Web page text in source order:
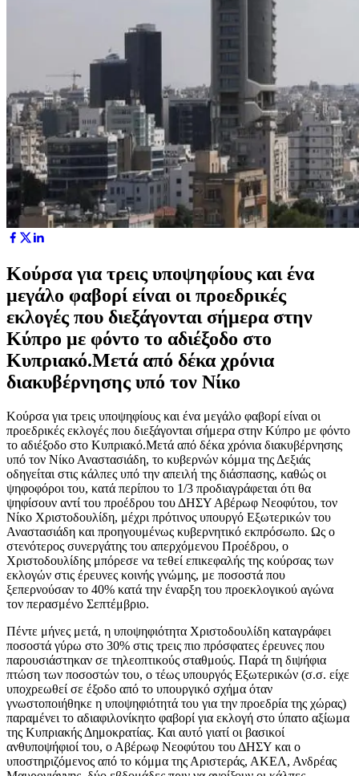
Κούρσα για τρεις υποψηφίους και ένα
μεγάλο φαβορί είναι οι προεδρικές
εκλογές που διεξάγονται σήμερα στην
Κύπρο με φόντο το αδιέξοδο στο
Κυπριακό.Μετά από δέκα χρόνια
διακυβέρνησης υπό τον Νίκο
Κούρσα για τρεις υποψηφίους και ένα μεγάλο φαβορί είναι οι
προεδρικές εκλογές που διεξάγονται σήμερα στην Κύπρο με φόντο
το αδιέξοδο στο Κυπριακό.Μετά από δέκα χρόνια διακυβέρνησης
υπό τον Νίκο Αναστασιάδη, το κυβερνών κόμμα της Δεξιάς
οδηγείται στις κάλπες υπό την απειλή της διάσπασης, καθώς οι
ψηφοφόροι του, κατά περίπου το 1/3 προδιαγράφεται ότι θα
ψηφίσουν αντί του προέδρου του ΔΗΣΥ Αβέρωφ Νεοφύτου, τον
Νίκο Χριστοδουλίδη, μέχρι πρότινος υπουργό Εξωτερικών του
Αναστασιάδη και προηγουμένως κυβερνητικό εκπρόσωπο. Ως ο
στενότερος συνεργάτης του απερχόμενου Προέδρου, ο
Χριστοδουλίδης μπόρεσε να τεθεί επικεφαλής της κούρσας των
εκλογών στις έρευνες κοινής γνώμης, με ποσοστά που
ξεπερνούσαν το 40% κατά την έναρξη του προεκλογικού αγώνα
τον περασμένο Σεπτέμβριο.
Πέντε μήνες μετά, η υποψηφιότητα Χριστοδουλίδη καταγράφει
ποσοστά γύρω στο 30% στις τρεις πιο πρόσφατες έρευνες που
παρουσιάστηκαν σε τηλεοπτικούς σταθμούς. Παρά τη διψήφια
πτώση των ποσοστών του, ο τέως υπουργός Εξωτερικών (σ.σ. είχε
υποχρεωθεί σε έξοδο από το υπουργικό σχήμα όταν
γνωστοποιήθηκε η υποψηφιότητά του για την προεδρία της χώρας)
παραμένει το αδιαφιλονίκητο φαβορί για εκλογή στο ύπατο αξίωμα
της Κυπριακής Δημοκρατίας. Και αυτό γιατί οι βασικοί
ανθυποψήφιοί του, ο Αβέρωφ Νεοφύτου του ΔΗΣΥ και ο
υποστηριζόμενος από το κόμμα της Αριστεράς, ΑΚΕΛ, Ανδρέας